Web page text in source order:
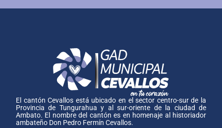
El cantón Cevallos está ubicado en el sector centro-sur de la
Provincia de Tungurahua y al sur-oriente de la ciudad de
Ambato. El nombre del cantón es en homenaje al historiador
ambateño Don Pedro Fermín Cevallos.